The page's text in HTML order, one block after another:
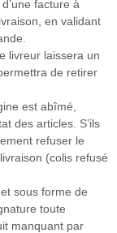
facture à
en validant
livreur laissera un
de retirer
est abîmé,
des articles. S’ils
refuser le
(colis refusé
sous forme de
toute
manquant par